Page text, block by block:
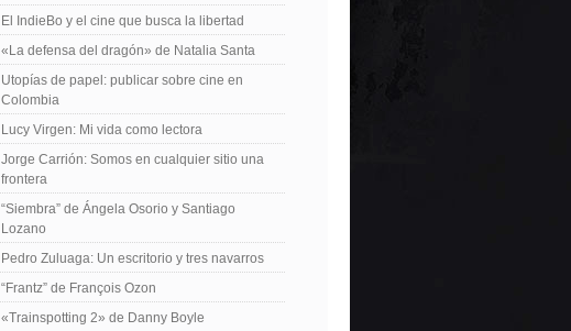
El IndieBo y el cine que busca la libertad
«La defensa del dragón» de Natalia Santa
Utopías de papel: publicar sobre cine en
Colombia
Lucy Virgen: Mi vida como lectora
Jorge Carrión: Somos en cualquier sitio una
frontera
“Siembra” de Ángela Osorio y Santiago
Lozano
Pedro Zuluaga: Un escritorio y tres navarros
“Frantz” de François Ozon
«Trainspotting 2» de Danny Boyle